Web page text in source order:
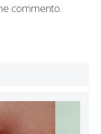
commento.